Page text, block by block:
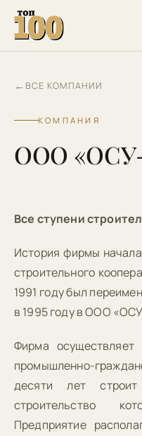
← ВСЕ КОМПАНИИ
КОМПАНИЯ
ООО
Все ступени
История фирмы
строительного
1991 году был
в 1995 году в ООО
Фирма осуществляет
промышленно-
десяти лет
строительство
Предприятие